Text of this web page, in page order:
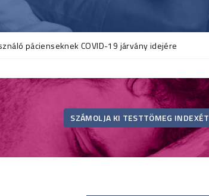
pácienseknek COVID-19 járvány idejére
SZÁMOLJA KI TESTTÖMEG INDEXÉT